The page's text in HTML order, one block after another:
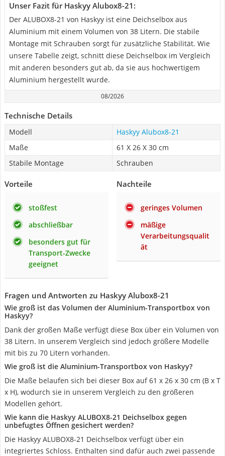
Unser Fazit für Haskyy Alubox8-21:
Der ALUBOX8-21 von Haskyy ist eine Deichselbox aus
Aluminium mit einem Volumen von 38 Litern. Die stabile
Montage mit Schrauben sorgt für zusätzliche Stabilität. Wie
unsere Tabelle zeigt, schnitt diese Deichselbox im Vergleich
mit anderen besonders gut ab, da sie aus hochwertigem
Aluminium hergestellt wurde.
08/2026
Technische Details
Modell
Haskyy Alubox8-21
Maße
61 X 26 X 30 cm
Stabile Montage
Schrauben
Vorteile
stoßfest
abschließbar
besonders gut für
Transport-Zwecke
geeignet
Nachteile
geringes Volumen
mäßige
Verarbeitungsqualit
ät
Fragen und Antworten zu Haskyy Alubox8-21
Wie groß ist das Volumen der Aluminium-Transportbox von
Haskyy?
Dank der großen Maße verfügt diese Box über ein Volumen von
38 Litern. In unserem Vergleich sind jedoch größere Modelle
mit bis zu 70 Litern vorhanden.
Wie groß ist die Aluminium-Transportbox von Haskyy?
Die Maße belaufen sich bei dieser Box auf 61 x 26 x 30 cm (B x T
x H), wodurch sie in unserem Vergleich zu den größeren
Modellen gehört.
Wie kann die Haskyy ALUBOX8-21 Deichselbox gegen
unbefugtes Öffnen gesichert werden?
Die Haskyy ALUBOX8-21 Deichselbox verfügt über ein
integriertes Schloss. Enthalten sind dafür auch zwei passende